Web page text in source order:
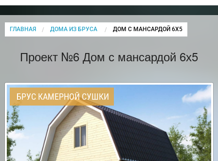
ГЛАВНАЯ ДОМА ИЗ БРУСА CURRENT:
ДОМ С МАНСАРДОЙ 6Х5
Проект №6 Дом с мансардой 6х5
БРУС КАМЕРНОЙ СУШКИ